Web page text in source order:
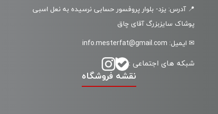
📍 آدرس: یزد- بلوار پروفسور حسابی نرسیده به نعل اسبی
پوشاک سایزبزرگ آقای چاق
✉ ایمیل: info.mesterfat@gmail.com
شبکه های اجتماعی :
نقشه فروشگاه